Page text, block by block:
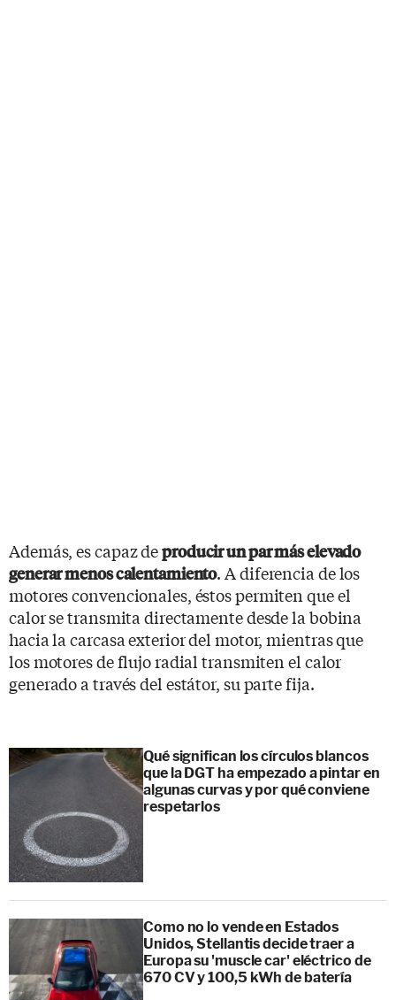
Además, es capaz deproducir un par más elevado
generar menos calentamiento. A diferencia de los
motores convencionales, éstos permiten que el
calor se transmita directamente desde la bobina
hacia la carcasa exterior del motor, mientras que
los motores de flujo radial transmiten el calor
generado a través del estátor, su parte fija.
Qué significan los círculos blancos
que la DGT ha empezado a pintar en
algunas curvas y por qué conviene
respetarlos
Como no lo vende en Estados
Unidos, Stellantis decide traer a
Europa su 'muscle car' eléctrico de
670 CV y 100,5 kWh de batería